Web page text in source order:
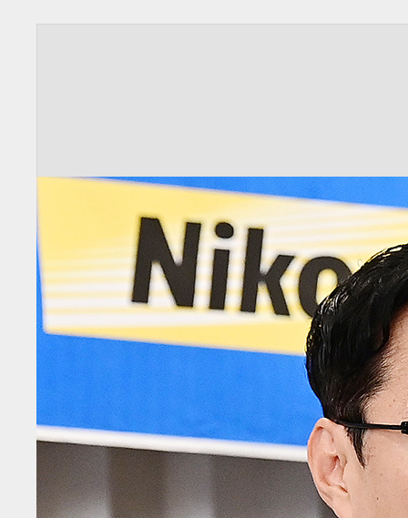
많이 본 뉴스 최신 뉴스 연예 스포츠 라이프 포토
이슈 키워드